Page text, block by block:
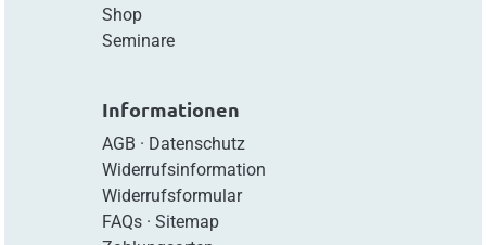
Shop
Seminare
Informationen
AGB · Datenschutz
Widerrufsinformation
Widerrufsformular
FAQs· Sitemap